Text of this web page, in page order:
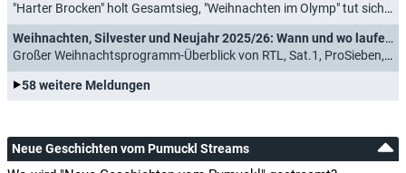
"Harter Brocken" holt Gesamtsieg, "Weihnachten im Olymp" tut sich schwer (26.12.2025)
Weihnachten, Silvester und Neujahr 2025/26: Wann und wo laufen "Kevin - Allein zu Haus", "Schöne Bescherung" und Co.?
Großer Weihnachtsprogramm-Überblick von RTL, Sat.1, ProSieben, VOX, RTL Zwei und Kabel Eins (16.12.2025)
58 weitere Meldungen
Neue Geschichten vom Pumuckl Streams